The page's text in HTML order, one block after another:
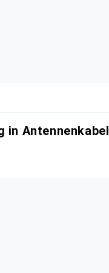
in Antennenkabel